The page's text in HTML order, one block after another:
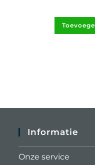
Informatie
Onze service